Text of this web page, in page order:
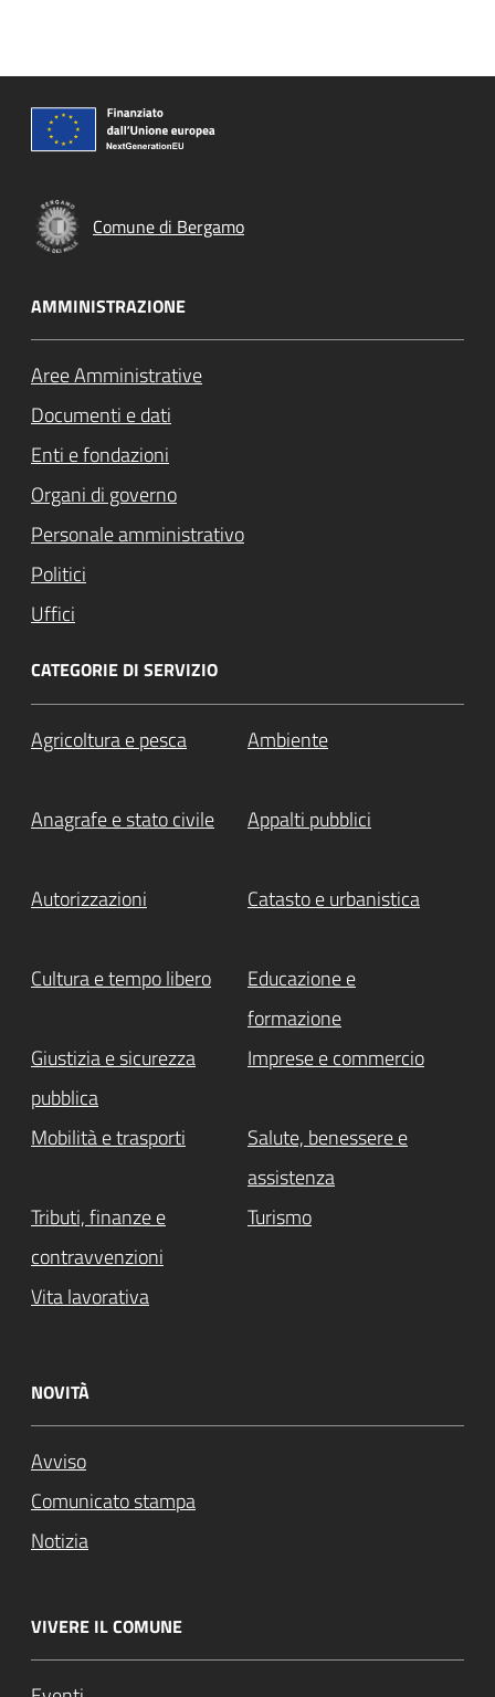
Comune di Bergamo
AMMINISTRAZIONE
Aree Amministrative
Documenti e dati
Enti e fondazioni
Organi di governo
Personale amministrativo
Politici
Uffici
CATEGORIE DI SERVIZIO
Agricoltura e pesca Ambiente
Anagrafe e stato civile Appalti pubblici
Autorizzazioni Catasto e urbanistica
Cultura e tempo libero
Educazione e
formazione
Giustizia e sicurezza
pubblica
Imprese e commercio
Mobilità e trasporti
Salute, benessere e
assistenza
Tributi, finanze e
contravvenzioni
Turismo
Vita lavorativa
NOVITÀ
Avviso
Comunicato stampa
Notizia
VIVERE IL COMUNE